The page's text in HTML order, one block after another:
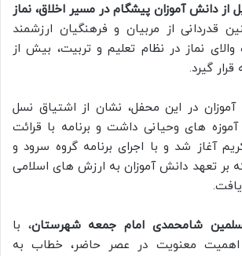
از دانش آموزان پیشگام در مسیر اخلاق، نماز
قدردانی از مربیان و فرهنگیان ارزشمند
والای نماز در نظام تعلیم و تربیت، بیش از
گیرد.
در این محفل، نشان از اشتیاق نسل
آموزه های وحیانی داشت و برنامه با قرائت
آغاز شد و با اجرای برنامه گروه سرود و
بر تعهد دانش آموزان به ارزش های اسلامی
شامحمدی امام جمعه شهرستان، با
اهمیت معنویت در عصر حاضر، خطاب به